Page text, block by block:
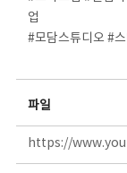
업
#모담스튜디오 #
파일
https://